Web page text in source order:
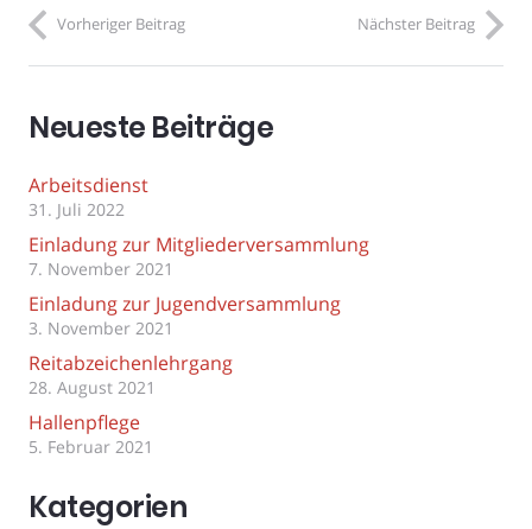
Vorheriger Beitrag Nächster Beitrag
Neueste Beiträge
Arbeitsdienst
31. Juli 2022
Einladung zur Mitgliederversammlung
7. November 2021
Einladung zur Jugendversammlung
3. November 2021
Reitabzeichenlehrgang
28. August 2021
Hallenpflege
5. Februar 2021
Kategorien